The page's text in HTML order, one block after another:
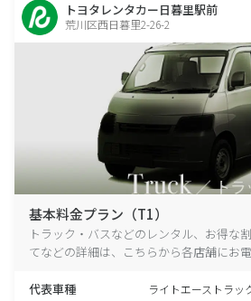
トヨタレンタカー日暮里駅前
荒川区西日暮里2-26-2
基本料金プラン（T1）
トラック・バスなどのレンタル、お得な
てなどの詳細は、こちらから各店舗にお電
代表車種 ライトエーストラッ